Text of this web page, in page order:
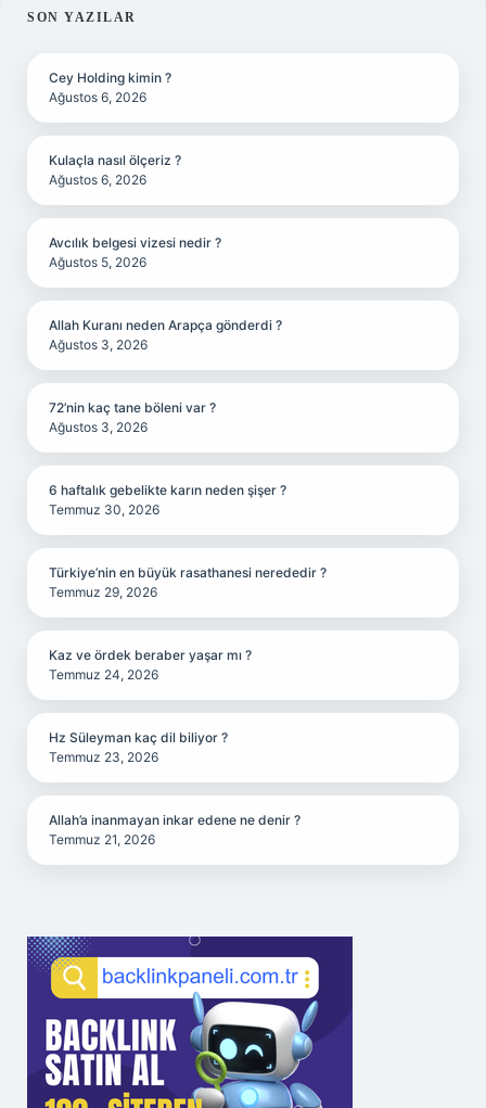
SIDEBAR
SON YAZILAR
Cey Holding kimin ?
Ağustos 6, 2026
Kulaçla nasıl ölçeriz ?
Ağustos 6, 2026
Avcılık belgesi vizesi nedir ?
Ağustos 5, 2026
Allah Kuranı neden Arapça gönderdi ?
Ağustos 3, 2026
72’nin kaç tane böleni var ?
Ağustos 3, 2026
6 haftalık gebelikte karın neden şişer ?
Temmuz 30, 2026
Türkiye’nin en büyük rasathanesi nerededir ?
Temmuz 29, 2026
Kaz ve ördek beraber yaşar mı ?
Temmuz 24, 2026
Hz Süleyman kaç dil biliyor ?
Temmuz 23, 2026
Allah’a inanmayan inkar edene ne denir ?
Temmuz 21, 2026